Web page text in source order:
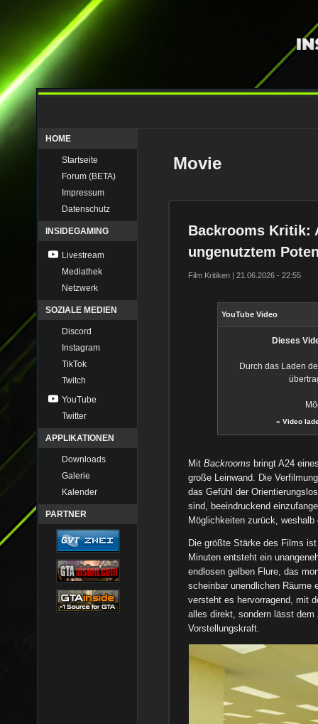
HOME
Startseite
Forum (BETA)
Impressum
Datenschutz
INSIDEGAMING
Livestream
Mediathek
Netzwerk
SOZIALE MEDIEN
Discord
Instagram
TikTok
Twitch
YouTube
Twitter
APPLIKATIONEN
Downloads
Galerie
Kalender
PARTNER
Movie
Backrooms Kritik:
ungenutztem
Film Kritiken | 21.06.2026 - 22:55
YouTube Video
Dieses
Durch das Laden
» Video
MitBackrooms bringt A24
große Leinwand. Die
das Gefühl der
sind, beeindruckend
Möglichkeiten zurück,
Die größte Stärke des Films
Minuten entsteht ein
endlosen gelben Flure, das
scheinbar unendlichen Räume
versteht es hervorragend, mit
alles direkt, sondern lässt dem
Vorstellungskraft.